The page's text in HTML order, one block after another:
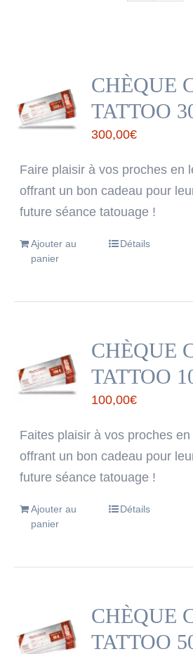
CHÈQUE
TATTOO
300,00€
Faire plaisir à vos proches en
offrant un bon cadeau pour
future séance tatouage !
Ajouter au
panier
Détails
CHÈQUE
TATTOO
100,00€
Faites plaisir à vos proches
offrant un bon cadeau pour
future séance tatouage !
Ajouter au
panier
Détails
CHÈQUE
TATTOO